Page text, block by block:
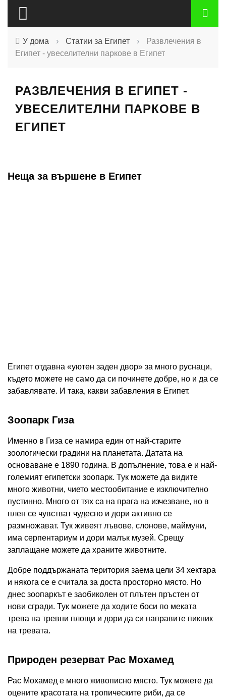
У дома › Статии за Египет ›
Развлечения в
Египет - увеселителни паркове в Египет
РАЗВЛЕЧЕНИЯ В ЕГИПЕТ -
УВЕСЕЛИТЕЛНИ ПАРКОВЕ В
ЕГИПЕТ
Неща за вършене в Египет
Египет отдавна «уютен заден двор» за много руснаци,
където можете не само да си починете добре, но и да се
забавлявате. И така, какви забавления в Египет.
Зоопарк Гиза
Именно в Гиза се намира един от най-старите
зоологически градини на планетата. Датата на
основаване е 1890 година. В допълнение, това е и най-
големият египетски зоопарк. Тук можете да видите
много животни, чието местообитание е изключително
пустинно. Много от тях са на прага на изчезване, но в
плен се чувстват чудесно и дори активно се
размножават. Тук живеят лъвове, слонове, маймуни,
има серпентариум и дори малък музей. Срещу
заплащане можете да храните животните.
Добре поддържаната територия заема цели 34 хектара
и някога се е считала за доста просторно място. Но
днес зоопаркът е заобиколен от плътен пръстен от
нови сгради. Тук можете да ходите боси по меката
трева на тревни площи и дори да си направите пикник
на тревата.
Природен резерват Рас Мохамед
Рас Мохамед е много живописно място. Тук можете да
оцените красотата на тропическите риби, да се